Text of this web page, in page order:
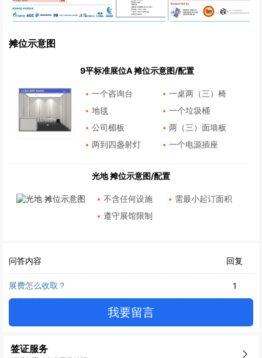
摊位示意图
9平标准展位A 摊位示意图/配置
一个咨询台
一桌两（三）椅
地毯
一个垃圾桶
公司楣板
两（三）面墙板
两到四盏射灯
一个电源插座
光地 摊位示意图/配置
不含任何设施
需最小起订面积
遵守展馆限制
问答内容 回复
展费怎么收取？ 1
我要留言
签证服务